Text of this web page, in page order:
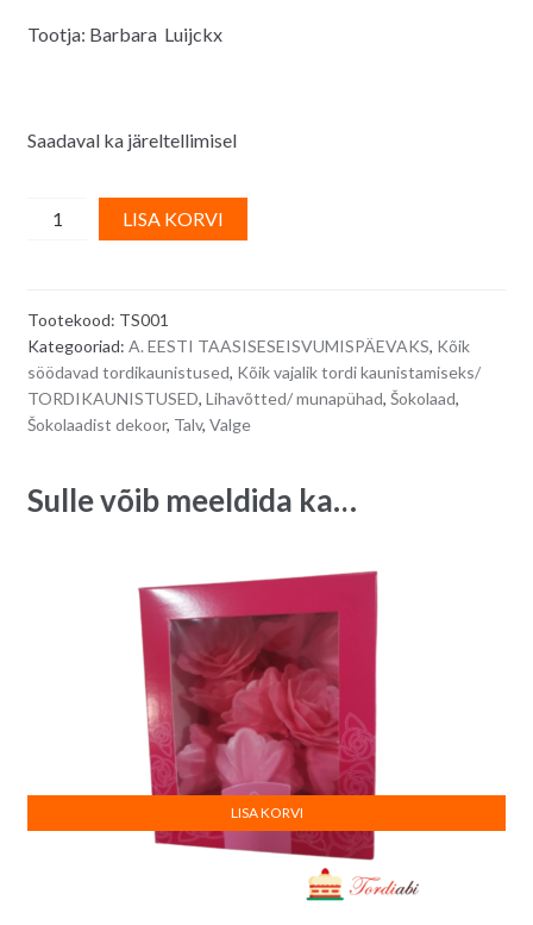
Tootja: Barbara Luijckx
Saadaval ka järeltellimisel
Suured
naturaalvalged
E171-
vabad
-
49
LISA KORVI
a
t
e
Tootekood: TS001
Kategooriad: A. EESTI TAASISESEISVUMISPÄEVAKS, Kõik
söödavad tordikaunistused, Kõik vajalik tordi kaunistamiseks/
TORDIKAUNISTUSED, Lihavõtted/ munapühad, Šokolaad,
Šokolaadist dekoor, Talv, Valge
Sulle võib meeldida ka…
LISA KORVI